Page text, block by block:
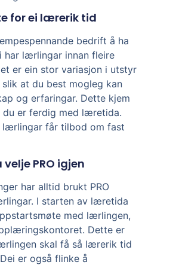
for ei lærerik tid
bedrift å ha
har lærlingar innan fleire
er ein stor variasjon i utstyr
slik at du best mogleg kan
og erfaringar. Dette kjem
du er ferdig med læretida.
lærlingar får tilbod om fast
PRO igjen
har alltid brukt PRO
I starten av læretida
med lærlingen,
Dette er
skal få så lærerik tid
er også flinke å